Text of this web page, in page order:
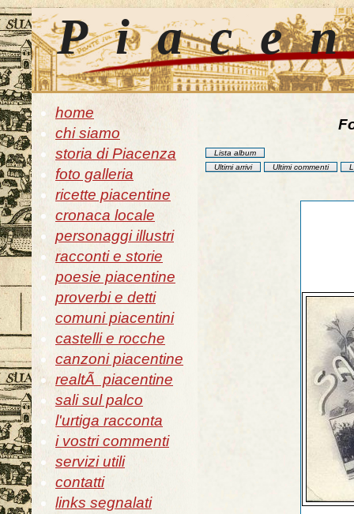
home
chi siamo
storia di Piacenza
foto galleria
ricette piacentine
cronaca locale
personaggi illustri
racconti e storie
poesie piacentine
proverbi e detti
comuni piacentini
castelli e rocche
canzoni piacentine
realtÃ piacentine
sali sul palco
l'urtiga racconta
i vostri commenti
servizi utili
contatti
links segnalati
Lista album
Ultimi arrivi
Ultimi commenti